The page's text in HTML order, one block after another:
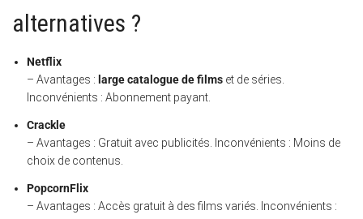
alternatives ?
Netflix
– Avantages : large catalogue de films et de séries.
Inconvénients : Abonnement payant.
Crackle
– Avantages : Gratuit avec publicités. Inconvénients : Moins de
choix de contenus.
PopcornFlix
– Avantages : Accès gratuit à des films variés. Inconvénients :